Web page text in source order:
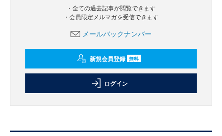
・全ての過去記事が閲覧できます
・会員限定メルマガを受信できます
メールバックナンバー
新規会員登録 無料
ログイン